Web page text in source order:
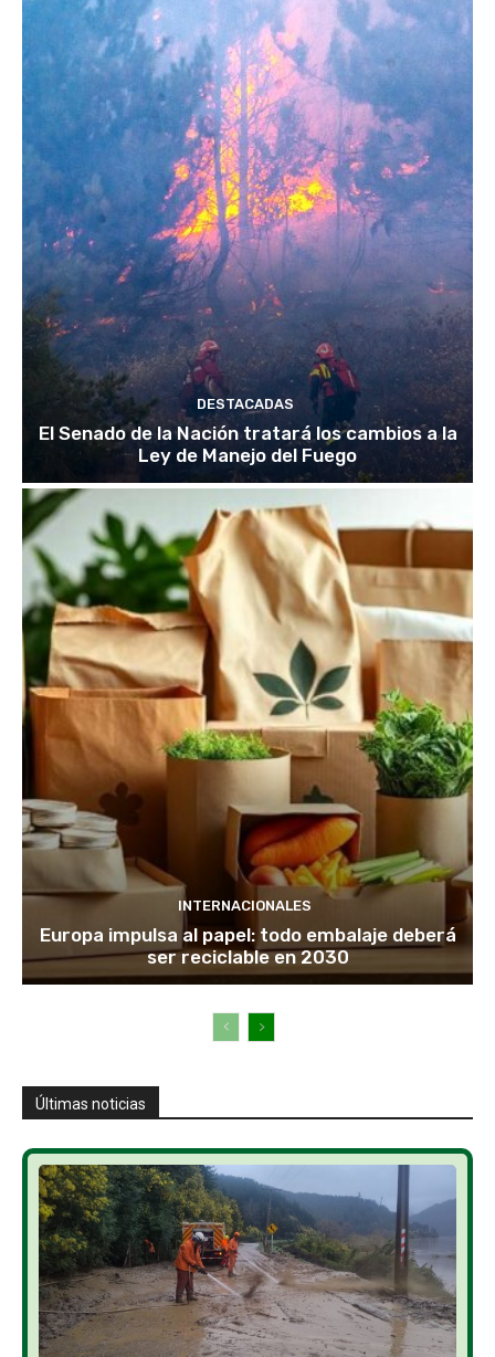
DESTACADAS
El Senado de la Nación tratará los cambios a la
Ley de Manejo del Fuego
INTERNACIONALES
Europa impulsa al papel: todo embalaje deberá
ser reciclable en 2030
Últimas noticias